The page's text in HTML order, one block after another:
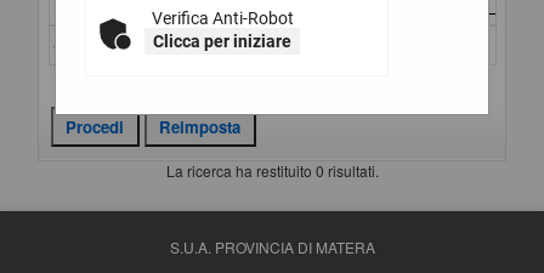
Verifica Anti-Robot
Clicca per iniziare
Stato :
La ricerca ha restituito 0 risultati.
S.U.A. PROVINCIA DI MATERA